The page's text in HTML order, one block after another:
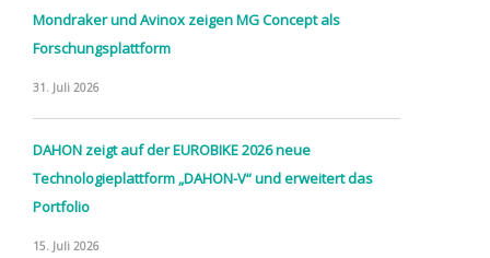
Mondraker und Avinox zeigen MG Concept als
Forschungsplattform
31. Juli 2026
DAHON zeigt auf der EUROBIKE 2026 neue
Technologieplattform „DAHON-V“ und erweitert das
Portfolio
15. Juli 2026